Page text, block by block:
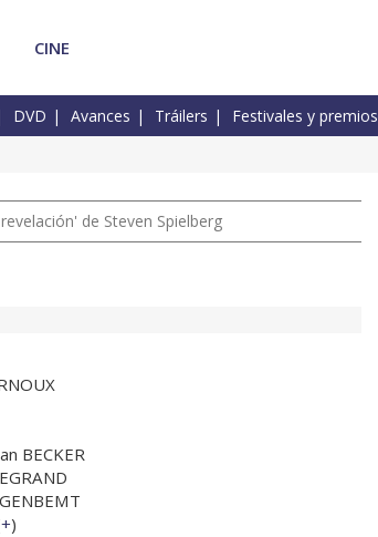
CINE
DVD Avances Tráilers Festivales y premios
de Steven Spielberg
BECKER
+)